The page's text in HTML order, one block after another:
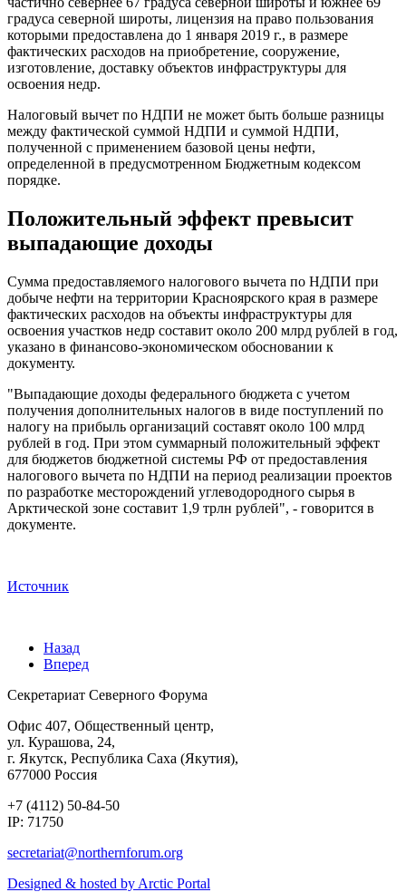
градуса северной широты, лицензия на право пользования
которыми предоставлена до 1 января 2019 г., в размере
фактических расходов на приобретение, сооружение,
изготовление, доставку объектов инфраструктуры для
освоения недр.
Налоговый вычет по НДПИ не может быть больше разницы
между фактической суммой НДПИ и суммой НДПИ,
полученной с применением базовой цены нефти,
определенной в предусмотренном Бюджетным кодексом
порядке.
Положительный эффект превысит
выпадающие доходы
Сумма предоставляемого налогового вычета по НДПИ при
добыче нефти на территории Красноярского края в размере
фактических расходов на объекты инфраструктуры для
освоения участков недр составит около 200 млрд рублей в год,
указано в финансово-экономическом обосновании к
документу.
"Выпадающие доходы федерального бюджета с учетом
получения дополнительных налогов в виде поступлений по
налогу на прибыль организаций составят около 100 млрд
рублей в год. При этом суммарный положительный эффект
для бюджетов бюджетной системы РФ от предоставления
налогового вычета по НДПИ на период реализации проектов
по разработке месторождений углеводородного сырья в
Арктической зоне составит 1,9 трлн рублей", - говорится в
документе.
Источник
Назад
Вперед
Секретариат Северного Форума
Офис 407, Общественный центр,
ул. Курашова, 24,
г. Якутск, Республика Саха (Якутия),
677000 Россия
+7 (4112) 50-84-50
IP: 71750
Designed & hosted by Arctic Portal